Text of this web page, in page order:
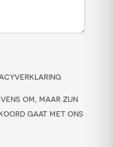
om, maar zijn
gaat met ons